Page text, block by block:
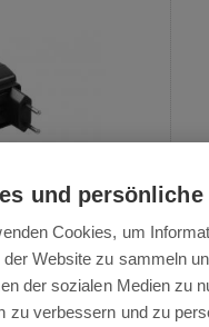
CleanMate
und
Cookies, um
der Website zu sammeln
der sozialen Medien zu
zu verbessern und zu